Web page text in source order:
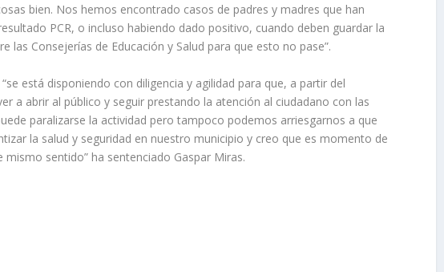
bien. Nos hemos encontrado casos de padres y madres que han
PCR, o incluso habiendo dado positivo, cuando deben guardar la
las Consejerías de Educación y Salud para que esto no pase”.
está disponiendo con diligencia y agilidad para que, a partir del
a abrir al público y seguir prestando la atención al ciudadano con las
paralizarse la actividad pero tampoco podemos arriesgarnos a que
la salud y seguridad en nuestro municipio y creo que es momento de
sentido” ha sentenciado Gaspar Miras.